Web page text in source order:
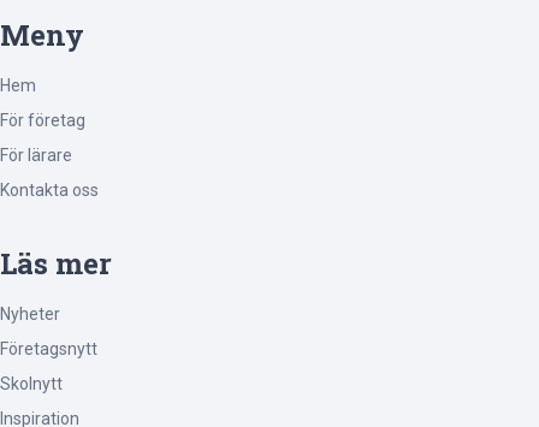
Meny
Hem
För företag
För lärare
Kontakta oss
Läs mer
Nyheter
Företagsnytt
Skolnytt
Inspiration